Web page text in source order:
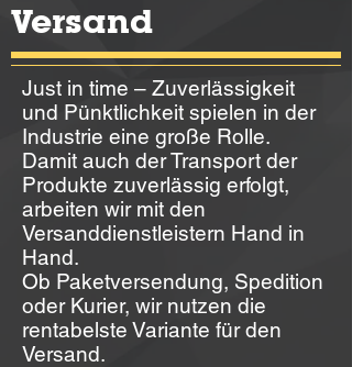
Just in time – Zuverlässigkeit
und Pünktlichkeit spielen in der
Industrie eine große Rolle.
Damit auch der Transport der
Produkte zuverlässig erfolgt,
arbeiten wir mit den
Versanddienstleistern Hand in
Hand.
Ob Paketversendung, Spedition
oder Kurier, wir nutzen die
rentabelste Variante für den
Versand.
Versand